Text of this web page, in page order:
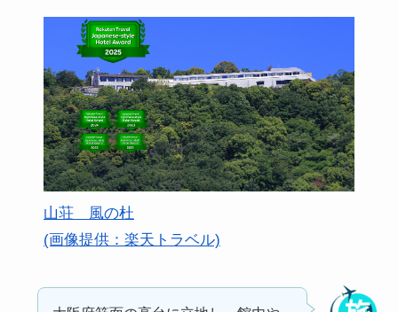
山荘 風の杜
(画像提供：楽天トラベル)